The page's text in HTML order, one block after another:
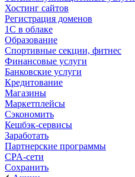
Хостинг сайтов
Регистрация доменов
1С в облаке
Образование
Спортивные секции, фитнес
Финансовые услуги
Банковские услуги
Кредитование
Магазины
Маркетплейсы
Сэкономить
Кешбэк-сервисы
Заработать
Партнерские программы
CPA-сети
Сохранить